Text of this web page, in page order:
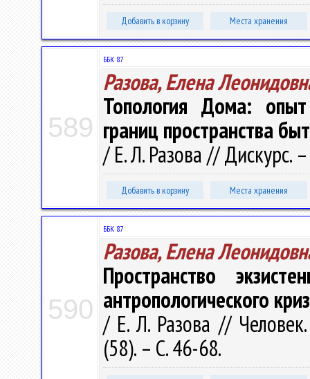
Добавить в корзину Места хранения
589
ББК 87
Разова, Елена
Топология Дома: опыт
границ пространства
/ Е. Л. Разова // Дискурс.
Добавить в корзину Места хранения
590
ББК 87
Разова, Елена
Пространство
антропологического
/ Е. Л. Разова //
(58). – С. 46-68.